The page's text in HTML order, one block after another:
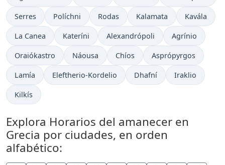
Serres Políchni Rodas Kalamata Kavála
La Canea Kateríni Alexandrópoli Agrínio
Oraiókastro Náousa Chíos Asprópyrgos
Lamía Eleftherio-Kordelio Dhafní Iraklio
Kilkís
Explora Horarios del amanecer en
Grecia por ciudades, en orden
alfabético: